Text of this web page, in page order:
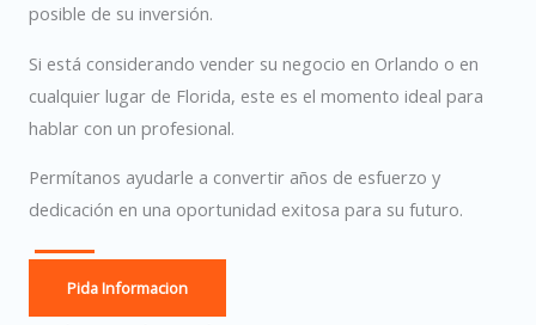
posible de su inversión.
Si está considerando vender su negocio en Orlando o en
cualquier lugar de Florida, este es el momento ideal para
hablar con un profesional.
Permítanos ayudarle a convertir años de esfuerzo y
dedicación en una oportunidad exitosa para su futuro.
Pida Informacion